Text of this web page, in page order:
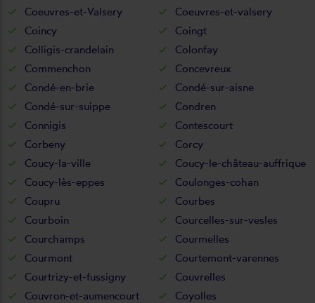
Coeuvres-et-Valsery
Coeuvres-et-valsery
Coincy
Coingt
Colligis-crandelain
Colonfay
Commenchon
Concevreux
Condé-en-brie
Condé-sur-aisne
Condé-sur-suippe
Condren
Connigis
Contescourt
Corbeny
Corcy
Coucy-la-ville
Coucy-le-château-auffrique
Coucy-lès-eppes
Coulonges-cohan
Coupru
Courbes
Courboin
Courcelles-sur-vesles
Courchamps
Courmelles
Courmont
Courtemont-varennes
Courtrizy-et-fussigny
Couvrelles
Couvron-et-aumencourt
Coyolles